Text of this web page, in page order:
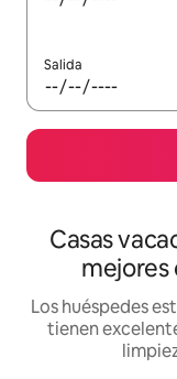
Salida
Casas
mejores
Los huéspedes
tienen